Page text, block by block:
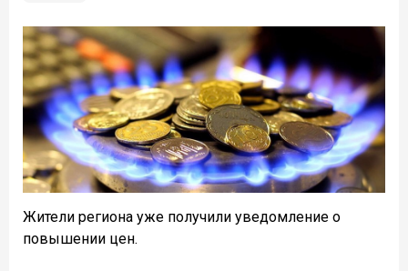
Жители региона уже получили уведомление о
повышении цен.